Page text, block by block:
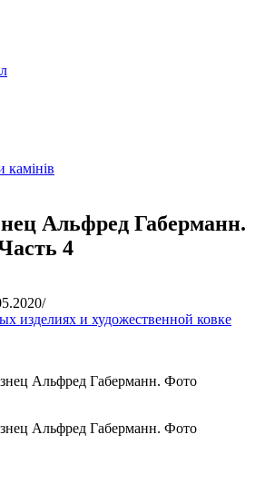
камінів
Альфред Габерманн.
4
изделиях и художественной ковке